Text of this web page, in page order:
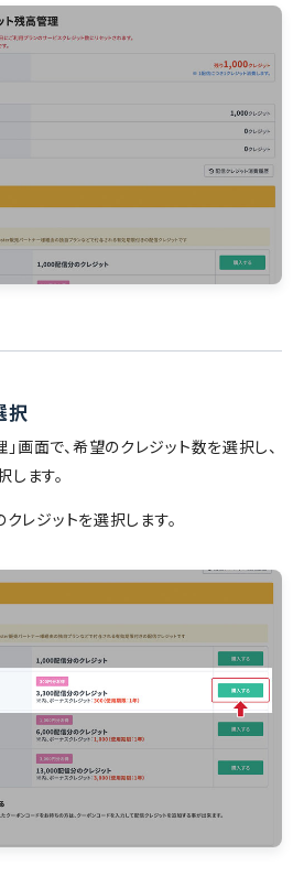
択
画面で、希望のクレジット数を選択し、
します。
レジットを選択します。